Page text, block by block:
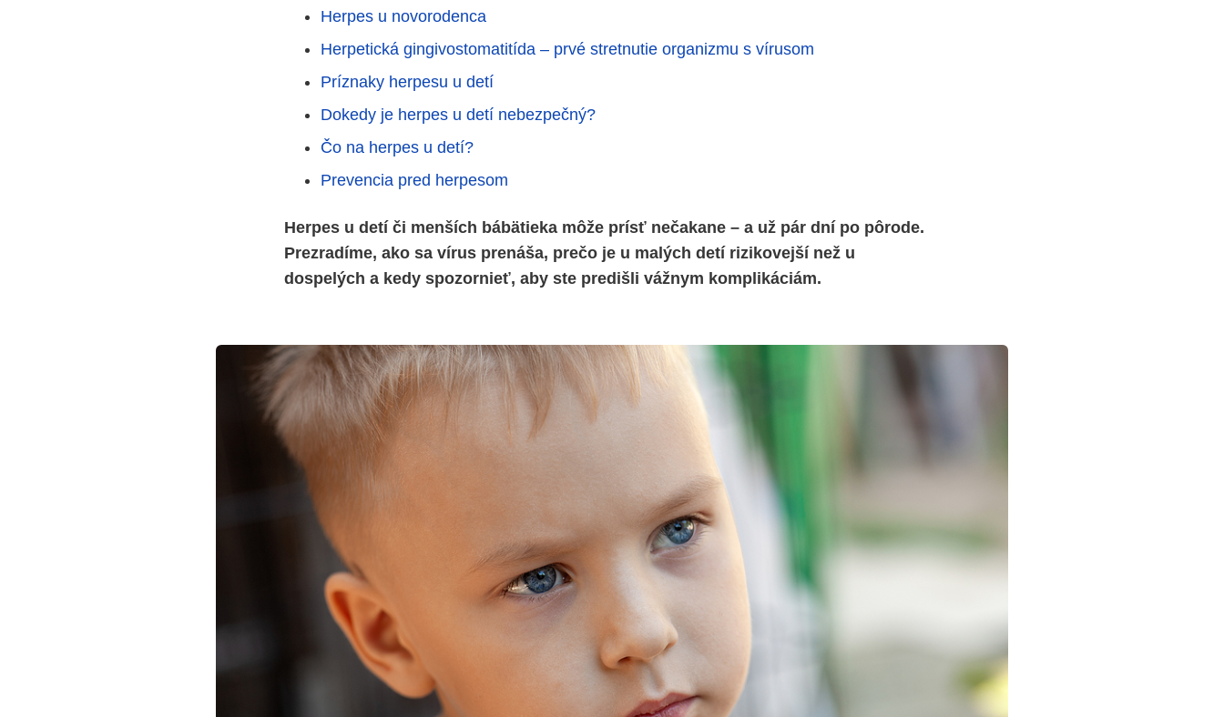
Herpes u novorodenca
Herpetická gingivostomatitída – prvé stretnutie organizmu s vírusom
Príznaky herpesu u detí
Dokedy je herpes u detí nebezpečný?
Čo na herpes u detí?
Prevencia pred herpesom
Herpes u detí či menších bábätieka môže prísť nečakane – a už pár dní po pôrode.
Prezradíme, ako sa vírus prenáša, prečo je u malých detí rizikovejší než u
dospelých a kedy spozornieť, aby ste predišli vážnym komplikáciám.